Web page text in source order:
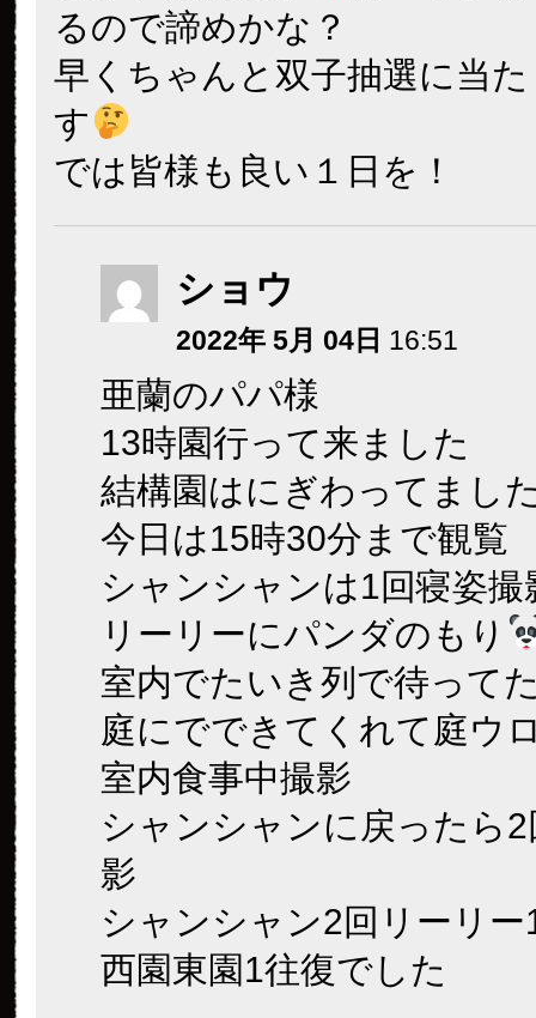
るので諦めかな？
早くちゃんと双子抽選に当
す
では皆様も良い１日を！
ショウ
2022年 5月 04日 16:51
亜蘭のパパ様
13時園行って来ました
結構園はにぎわってまし
今日は15時30分まで観覧
シャンシャンは1回寝姿撮
リーリーにパンダのもり
室内でたいき列で待って
庭にでできてくれて庭ウ
室内食事中撮影
シャンシャンに戻ったら2
影
シャンシャン2回リーリー
西園東園1往復でした